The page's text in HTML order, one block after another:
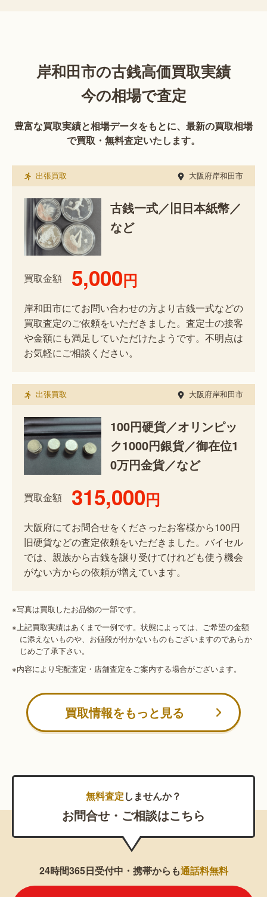
岸和田市の古銭高価買取実績
今の相場で査定
豊富な買取実績と相場データをもとに、最新の買取相場
で買取・無料査定いたします。
出張買取 大阪府岸和田市
古銭一式／旧日本紙幣／
など
買取金額 5,000円
岸和田市にてお問い合わせの方より古銭一式などの
買取査定のご依頼をいただきました。査定士の接客
や金額にも満足していただけたようです。不明点は
お気軽にご相談ください。
出張買取 大阪府岸和田市
100円硬貨／オリンピッ
ク1000円銀貨／御在位1
0万円金貨／など
買取金額 315,000円
大阪府にてお問合せをくださったお客様から100円
旧硬貨などの査定依頼をいただきました。バイセル
では、親族から古銭を譲り受けてけれども使う機会
がない方からの依頼が増えています。
※写真は買取したお品物の一部です。
※上記買取実績はあくまで一例です。状態によっては、ご希望の金額
に添えないものや、お値段が付かないものもございますのであらか
じめご了承下さい。
※内容により宅配査定・店舗査定をご案内する場合がございます。
買取情報をもっと見る
無料査定しませんか？
お問合せ・ご相談はこちら
24時間365日受付中・携帯からも通話料無料